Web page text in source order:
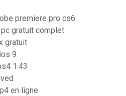
premiere pro cs6
gratuit complet
gratuit
9
1.43
en ligne